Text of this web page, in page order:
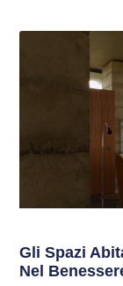
Gli Spazi
Nel